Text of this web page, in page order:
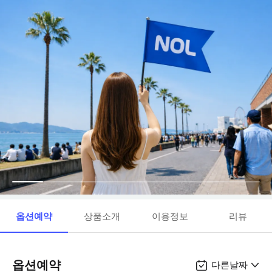
옵션예약 상품소개 이용정보 리뷰
옵션예약 다른날짜